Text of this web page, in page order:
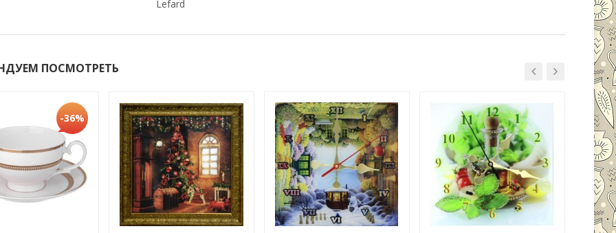
Lefard
ПОСМОТРЕТЬ
-36%